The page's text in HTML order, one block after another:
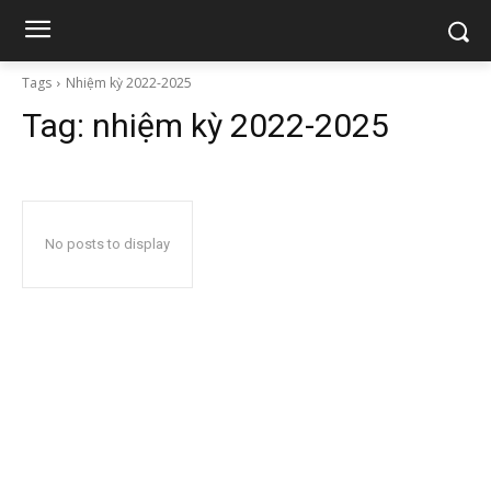
Tags Nhiệm kỳ 2022-2025
Tag: nhiệm kỳ 2022-2025
No posts to display